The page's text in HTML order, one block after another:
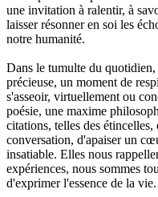
une invitation à ralentir, à
laisser résonner en soi les
notre humanité.
Dans le tumulte du
précieuse, un moment de
s'asseoir, virtuellement ou
poésie, une maxime
citations, telles des
conversation, d'apaiser un
insatiable. Elles nous
expériences, nous sommes
d'exprimer l'essence de la vie.